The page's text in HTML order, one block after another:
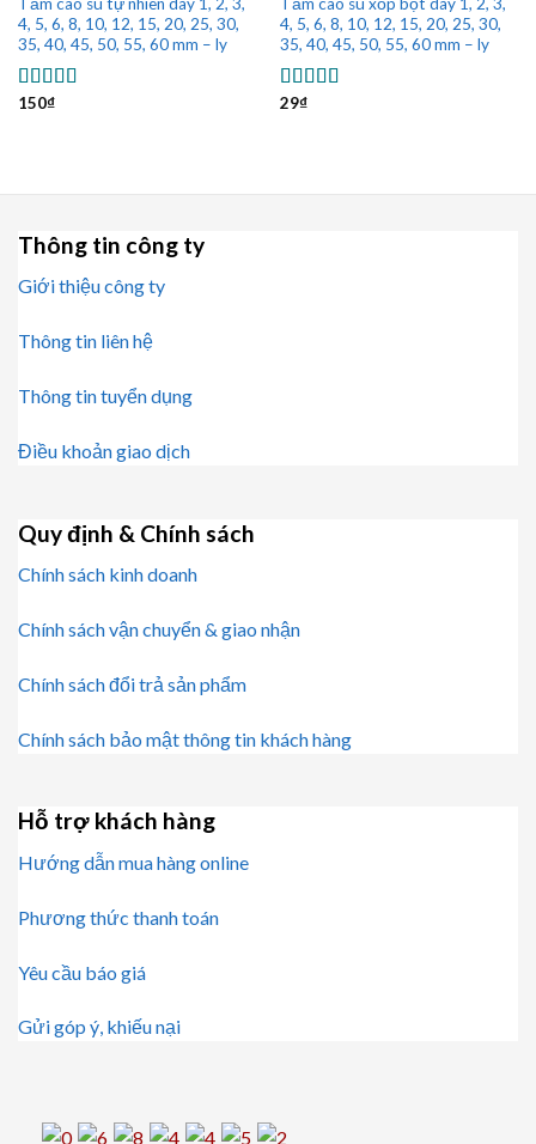
Tấm cao su tự nhiên dày 1, 2, 3,
4, 5, 6, 8, 10, 12, 15, 20, 25, 30,
35, 40, 45, 50, 55, 60 mm – ly
Được xếp
150₫
Tấm cao su xốp bọt dày 1, 2, 3,
4, 5, 6, 8, 10, 12, 15, 20, 25, 30,
35, 40, 45, 50, 55, 60 mm – ly
Được xếp
29₫
Thông tin công ty
Giới thiệu công ty
Thông tin liên hệ
Thông tin tuyển dụng
Điều khoản giao dịch
Quy định & Chính sách
Chính sách kinh doanh
Chính sách vận chuyển & giao nhận
Chính sách đổi trả sản phẩm
Chính sách bảo mật thông tin khách hàng
Hỗ trợ khách hàng
Hướng dẫn mua hàng online
Phương thức thanh toán
Yêu cầu báo giá
Gửi góp ý, khiếu nại